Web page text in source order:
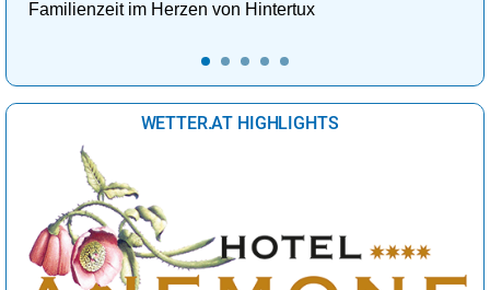
Familienzeit im Herzen von Hintertux
WETTER.AT HIGHLIGHTS